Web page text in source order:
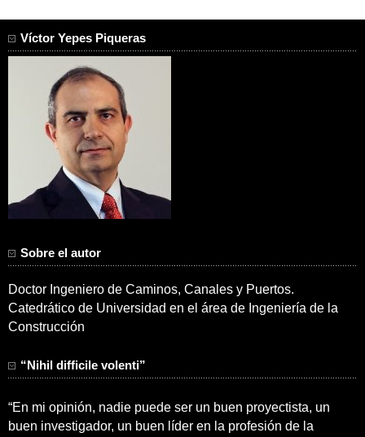
Víctor Yepes Piqueras
Sobre el autor
Doctor Ingeniero de Caminos, Canales y Puertos.
Catedrático de Universidad en el área de Ingeniería de la
Construcción
“Nihil difficile volenti”
“En mi opinión, nadie puede ser un buen proyectista, un
buen investigador, un buen líder en la profesión de la